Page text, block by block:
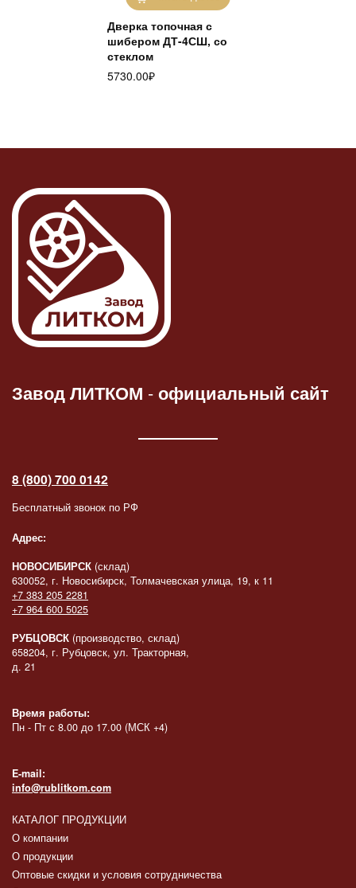
Дверка топочная с
шибером ДТ-4СШ, со
стеклом
5730.00₽
Завод ЛИТКОМ -официальный сайт
8 (800) 700 0142
Бесплатный звонок по РФ
Адрес:
НОВОСИБИРСК (склад)
630052, г. Новосибирск, Толмачевская улица, 19, к 11
+7 383 205 2281
+7 964 600 5025
РУБЦОВСК (производство, склад)
658204, г. Рубцовск, ул. Тракторная,
д. 21
Время работы:
Пн - Пт с 8.00 до 17.00 (МСК +4)
E-mail:
info@rublitkom.com
КАТАЛОГ ПРОДУКЦИИ
О компании
О продукции
Оптовые скидки и условия сотрудничества